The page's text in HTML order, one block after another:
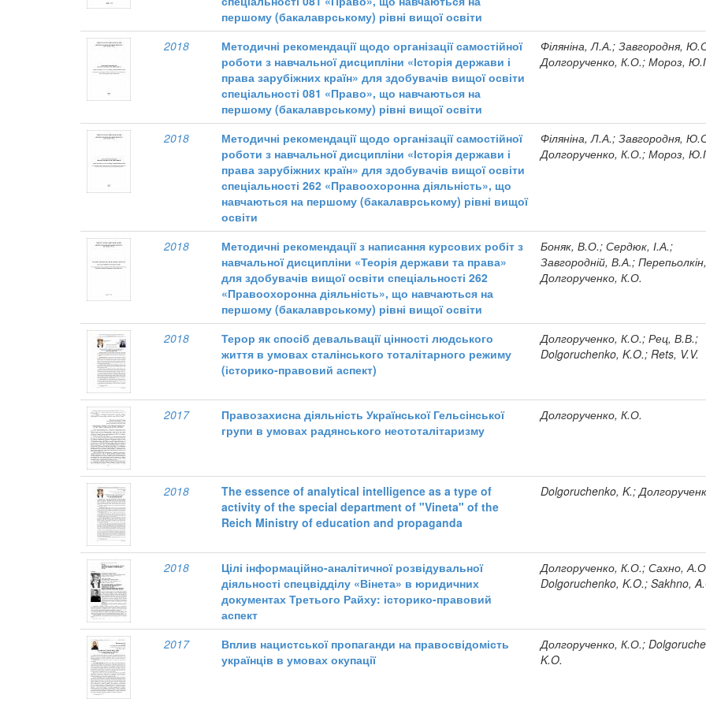
першому (бакалаврському) рівні вищої освіти
2018
Методичні рекомендації щодо організації самостійної
роботи з навчальної дисципліни «Історія держави і
права зарубіжних країн» для здобувачів вищої освіти
спеціальності 081 «Право», що навчаються на
першому (бакалаврському) рівні вищої освіти
Філяніна, Л.А.; Завгородня,
Долгорученко, К.О.; Мороз,
2018
Методичні рекомендації щодо організації самостійної
роботи з навчальної дисципліни «Історія держави і
права зарубіжних країн» для здобувачів вищої освіти
спеціальності 262 «Правоохоронна діяльність», що
навчаються на першому (бакалаврському) рівні вищої
освіти
Філяніна, Л.А.; Завгородня,
Долгорученко, К.О.; Мороз,
2018
Методичні рекомендації з написання курсових робіт з
навчальної дисципліни «Теорія держави та права»
для здобувачів вищої освіти спеціальності 262
«Правоохоронна діяльність», що навчаються на
першому (бакалаврському) рівні вищої освіти
Боняк, В.О.; Сердюк, І.А.;
Завгородній, В.А.;
Долгорученко, К.О.
2018
Терор як спосіб девальвації цінності людського
життя в умовах сталінського тоталітарного режиму
(історико-правовий аспект)
Долгорученко, К.О.; Рец, В.В.;
Dolgoruchenko, K.O.; Rets, V.V.
2017
Правозахисна діяльність Української Гельсінської
групи в умовах радянського неототалітаризму
Долгорученко, К.О.
2018
The essence of analytical intelligence as a type of
activity of the special department of "Vineta" of the
Reich Ministry of education and propaganda
Dolgoruchenko, K.;
2018
Цілі інформаційно-аналітичної розвідувальної
діяльності спецвідділу «Вінета» в юридичних
документах Третього Райху: історико-правовий
аспект
Долгорученко, К.О.; Сахно,
Dolgoruchenko, K.O.; Sakhno,
2017
Вплив нацистської пропаганди на правосвідомість
українців в умовах окупації
Долгорученко, К.О.;
K.O.